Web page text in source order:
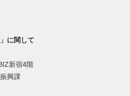
に関して
新宿4階
興課